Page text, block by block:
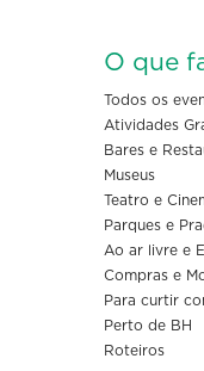
O que
Todos os
Atividades
Bares e
Museus
Teatro e
Parques e
Ao ar livre e
Compras e
Para curtir
Perto de BH
Roteiros